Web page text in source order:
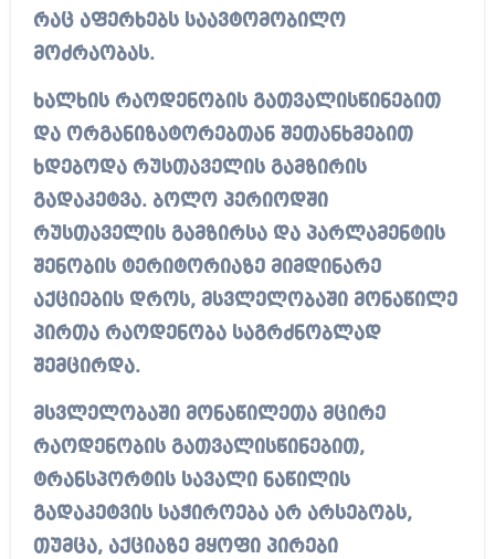
რაც აფერხებს საავტომობილო
მოძრაობას.
ხალხის რაოდენობის გათვალისწინებით
და ორგანიზატორებთან შეთანხმებით
ხდებოდა რუსთაველის გამზირის
გადაკეტვა. ბოლო პერიოდში
რუსთაველის გამზირსა და პარლამენტის
შენობის ტერიტორიაზე მიმდინარე
აქციების დროს, მსვლელობაში მონაწილე
პირთა რაოდენობა საგრძნობლად
შემცირდა.
მსვლელობაში მონაწილეთა მცირე
რაოდენობის გათვალისწინებით,
ტრანსპორტის სავალი ნაწილის
გადაკეტვის საჭიროება არ არსებობს,
თუმცა, აქციაზე მყოფი პირები